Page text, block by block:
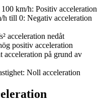
km/h: Positiv acceleration
till 0: Negativ acceleration
acceleration nedåt
positiv acceleration
på grund av
Noll acceleration